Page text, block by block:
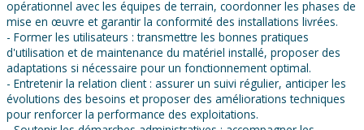
opérationnel avec les équipes de terrain, coordonner les phases de
mise en œuvre et garantir la conformité des installations livrées.
- Former les utilisateurs : transmettre les bonnes pratiques
d'utilisation et de maintenance du matériel installé, proposer des
adaptations si nécessaire pour un fonctionnement optimal.
- Entretenir la relation client : assurer un suivi régulier, anticiper les
évolutions des besoins et proposer des améliorations techniques
pour renforcer la performance des exploitations.